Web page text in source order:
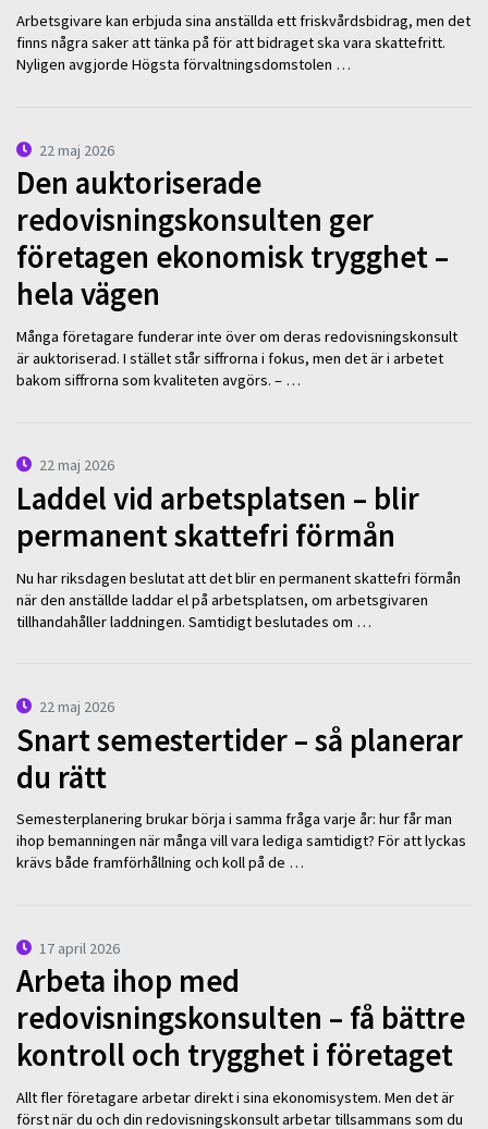
Arbetsgivare kan erbjuda sina anställda ett friskvårdsbidrag, men det
finns några saker att tänka på för att bidraget ska vara skattefritt.
Nyligen avgjorde Högsta förvaltningsdomstolen …
22 maj 2026
Den auktoriserade
redovisningskonsulten ger
företagen ekonomisk trygghet –
hela vägen
Många företagare funderar inte över om deras redovisningskonsult
är auktoriserad. I stället står siffrorna i fokus, men det är i arbetet
bakom siffrorna som kvaliteten avgörs. – …
22 maj 2026
Laddel vid arbetsplatsen – blir
permanent skattefri förmån
Nu har riksdagen beslutat att det blir en permanent skattefri förmån
när den anställde laddar el på arbetsplatsen, om arbetsgivaren
tillhandahåller laddningen. Samtidigt beslutades om …
22 maj 2026
Snart semestertider – så planerar
du rätt
Semesterplanering brukar börja i samma fråga varje år: hur får man
ihop bemanningen när många vill vara lediga samtidigt? För att lyckas
krävs både framförhållning och koll på de …
17 april 2026
Arbeta ihop med
redovisningskonsulten – få bättre
kontroll och trygghet i företaget
Allt fler företagare arbetar direkt i sina ekonomisystem. Men det är
först när du och din redovisningskonsult arbetar tillsammans som du